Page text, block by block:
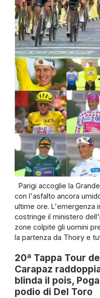
Parigi accoglie la
con l'asfalto ancora
ultime ore. L'emergenza
costringe il ministero
zone colpite gli uomini
la partenza da Thoiry e
20ª Tappa Tour
Carapaz
blinda il pois,
podio di Del Toro